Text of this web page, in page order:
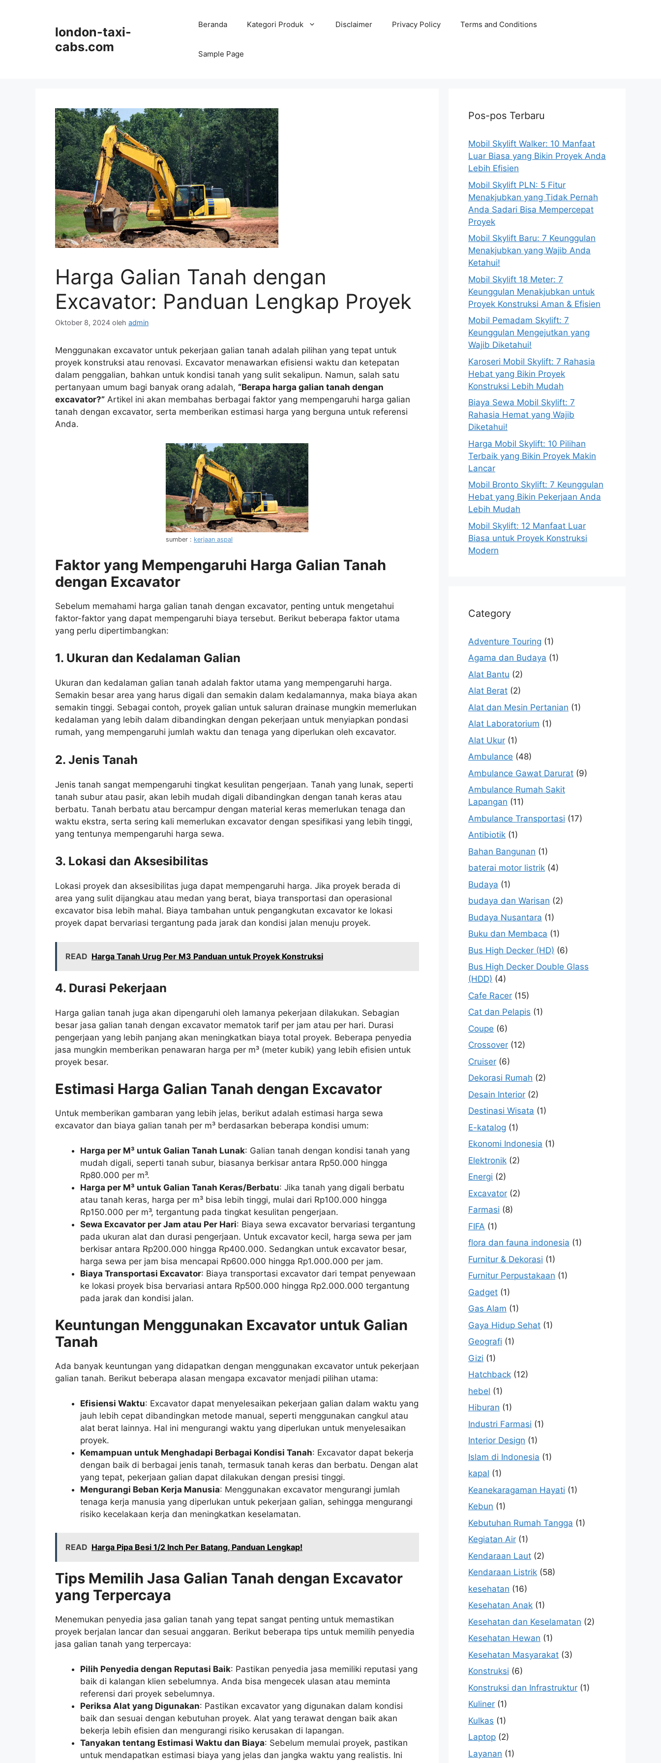
london-taxi-
cabs.com
Beranda Kategori Produk Disclaimer Privacy Policy Terms and Conditions
Sample Page
Harga Galian Tanah dengan
Excavator: Panduan Lengkap Proyek
Oktober 8, 2024 oleh admin
Menggunakan excavator untuk pekerjaan galian tanah adalah pilihan yang tepat untuk
proyek konstruksi atau renovasi. Excavator menawarkan efisiensi waktu dan ketepatan
dalam penggalian, bahkan untuk kondisi tanah yang sulit sekalipun. Namun, salah satu
pertanyaan umum bagi banyak orang adalah, “Berapa harga galian tanah dengan
excavator?” Artikel ini akan membahas berbagai faktor yang mempengaruhi harga galian
tanah dengan excavator, serta memberikan estimasi harga yang berguna untuk referensi
Anda.
sumber : kerjaan aspal
Faktor yang Mempengaruhi Harga Galian Tanah
dengan Excavator
Sebelum memahami harga galian tanah dengan excavator, penting untuk mengetahui
faktor-faktor yang dapat mempengaruhi biaya tersebut. Berikut beberapa faktor utama
yang perlu dipertimbangkan:
1. Ukuran dan Kedalaman Galian
Ukuran dan kedalaman galian tanah adalah faktor utama yang mempengaruhi harga.
Semakin besar area yang harus digali dan semakin dalam kedalamannya, maka biaya akan
semakin tinggi. Sebagai contoh, proyek galian untuk saluran drainase mungkin memerlukan
kedalaman yang lebih dalam dibandingkan dengan pekerjaan untuk menyiapkan pondasi
rumah, yang mempengaruhi jumlah waktu dan tenaga yang diperlukan oleh excavator.
2. Jenis Tanah
Jenis tanah sangat mempengaruhi tingkat kesulitan pengerjaan. Tanah yang lunak, seperti
tanah subur atau pasir, akan lebih mudah digali dibandingkan dengan tanah keras atau
berbatu. Tanah berbatu atau bercampur dengan material keras memerlukan tenaga dan
waktu ekstra, serta sering kali memerlukan excavator dengan spesifikasi yang lebih tinggi,
yang tentunya mempengaruhi harga sewa.
3. Lokasi dan Aksesibilitas
Lokasi proyek dan aksesibilitas juga dapat mempengaruhi harga. Jika proyek berada di
area yang sulit dijangkau atau medan yang berat, biaya transportasi dan operasional
excavator bisa lebih mahal. Biaya tambahan untuk pengangkutan excavator ke lokasi
proyek dapat bervariasi tergantung pada jarak dan kondisi jalan menuju proyek.
READ Harga Tanah Urug Per M3 Panduan untuk Proyek Konstruksi
4. Durasi Pekerjaan
Harga galian tanah juga akan dipengaruhi oleh lamanya pekerjaan dilakukan. Sebagian
besar jasa galian tanah dengan excavator mematok tarif per jam atau per hari. Durasi
pengerjaan yang lebih panjang akan meningkatkan biaya total proyek. Beberapa penyedia
jasa mungkin memberikan penawaran harga per m³ (meter kubik) yang lebih efisien untuk
proyek besar.
Estimasi Harga Galian Tanah dengan Excavator
Untuk memberikan gambaran yang lebih jelas, berikut adalah estimasi harga sewa
excavator dan biaya galian tanah per m³ berdasarkan beberapa kondisi umum:
Harga per M³ untuk Galian Tanah Lunak: Galian tanah dengan kondisi tanah yang
mudah digali, seperti tanah subur, biasanya berkisar antara Rp50.000 hingga
Rp80.000 per m³.
Harga per M³ untuk Galian Tanah Keras/Berbatu: Jika tanah yang digali berbatu
atau tanah keras, harga per m³ bisa lebih tinggi, mulai dari Rp100.000 hingga
Rp150.000 per m³, tergantung pada tingkat kesulitan pengerjaan.
Sewa Excavator per Jam atau Per Hari: Biaya sewa excavator bervariasi tergantung
pada ukuran alat dan durasi pengerjaan. Untuk excavator kecil, harga sewa per jam
berkisar antara Rp200.000 hingga Rp400.000. Sedangkan untuk excavator besar,
harga sewa per jam bisa mencapai Rp600.000 hingga Rp1.000.000 per jam.
Biaya Transportasi Excavator: Biaya transportasi excavator dari tempat penyewaan
ke lokasi proyek bisa bervariasi antara Rp500.000 hingga Rp2.000.000 tergantung
pada jarak dan kondisi jalan.
Keuntungan Menggunakan Excavator untuk Galian
Tanah
Ada banyak keuntungan yang didapatkan dengan menggunakan excavator untuk pekerjaan
galian tanah. Berikut beberapa alasan mengapa excavator menjadi pilihan utama:
Efisiensi Waktu: Excavator dapat menyelesaikan pekerjaan galian dalam waktu yang
jauh lebih cepat dibandingkan metode manual, seperti menggunakan cangkul atau
alat berat lainnya. Hal ini mengurangi waktu yang diperlukan untuk menyelesaikan
proyek.
Kemampuan untuk Menghadapi Berbagai Kondisi Tanah: Excavator dapat bekerja
dengan baik di berbagai jenis tanah, termasuk tanah keras dan berbatu. Dengan alat
yang tepat, pekerjaan galian dapat dilakukan dengan presisi tinggi.
Mengurangi Beban Kerja Manusia: Menggunakan excavator mengurangi jumlah
tenaga kerja manusia yang diperlukan untuk pekerjaan galian, sehingga mengurangi
risiko kecelakaan kerja dan meningkatkan keselamatan.
READ Harga Pipa Besi 1/2 Inch Per Batang, Panduan Lengkap!
Tips Memilih Jasa Galian Tanah dengan Excavator
yang Terpercaya
Menemukan penyedia jasa galian tanah yang tepat sangat penting untuk memastikan
proyek berjalan lancar dan sesuai anggaran. Berikut beberapa tips untuk memilih penyedia
jasa galian tanah yang terpercaya:
Pilih Penyedia dengan Reputasi Baik: Pastikan penyedia jasa memiliki reputasi yang
baik di kalangan klien sebelumnya. Anda bisa mengecek ulasan atau meminta
referensi dari proyek sebelumnya.
Periksa Alat yang Digunakan: Pastikan excavator yang digunakan dalam kondisi
baik dan sesuai dengan kebutuhan proyek. Alat yang terawat dengan baik akan
bekerja lebih efisien dan mengurangi risiko kerusakan di lapangan.
Tanyakan tentang Estimasi Waktu dan Biaya: Sebelum memulai proyek, pastikan
untuk mendapatkan estimasi biaya yang jelas dan jangka waktu yang realistis. Ini
Pos-pos Terbaru
Mobil Skylift Walker: 10 Manfaat
Luar Biasa yang Bikin Proyek Anda
Lebih Efisien
Mobil Skylift PLN: 5 Fitur
Menakjubkan yang Tidak Pernah
Anda Sadari Bisa Mempercepat
Proyek
Mobil Skylift Baru: 7 Keunggulan
Menakjubkan yang Wajib Anda
Ketahui!
Mobil Skylift 18 Meter: 7
Keunggulan Menakjubkan untuk
Proyek Konstruksi Aman & Efisien
Mobil Pemadam Skylift: 7
Keunggulan Mengejutkan yang
Wajib Diketahui!
Karoseri Mobil Skylift: 7 Rahasia
Hebat yang Bikin Proyek
Konstruksi Lebih Mudah
Biaya Sewa Mobil Skylift: 7
Rahasia Hemat yang Wajib
Diketahui!
Harga Mobil Skylift: 10 Pilihan
Terbaik yang Bikin Proyek Makin
Lancar
Mobil Bronto Skylift: 7 Keunggulan
Hebat yang Bikin Pekerjaan Anda
Lebih Mudah
Mobil Skylift: 12 Manfaat Luar
Biasa untuk Proyek Konstruksi
Modern
Category
Adventure Touring (1)
Agama dan Budaya (1)
Alat Bantu (2)
Alat Berat (2)
Alat dan Mesin Pertanian (1)
Alat Laboratorium (1)
Alat Ukur (1)
Ambulance (48)
Ambulance Gawat Darurat (9)
Ambulance Rumah Sakit
Lapangan (11)
Ambulance Transportasi (17)
Antibiotik (1)
Bahan Bangunan (1)
baterai motor listrik (4)
Budaya (1)
budaya dan Warisan (2)
Budaya Nusantara (1)
Buku dan Membaca (1)
Bus High Decker (HD) (6)
Bus High Decker Double Glass
(HDD) (4)
Cafe Racer (15)
Cat dan Pelapis (1)
Coupe (6)
Crossover (12)
Cruiser (6)
Dekorasi Rumah (2)
Desain Interior (2)
Destinasi Wisata (1)
E-katalog (1)
Ekonomi Indonesia (1)
Elektronik (2)
Energi (2)
Excavator (2)
Farmasi (8)
FIFA (1)
flora dan fauna indonesia (1)
Furnitur & Dekorasi (1)
Furnitur Perpustakaan (1)
Gadget (1)
Gas Alam (1)
Gaya Hidup Sehat (1)
Geografi (1)
Gizi (1)
Hatchback (12)
hebel (1)
Hiburan (1)
Industri Farmasi (1)
Interior Design (1)
Islam di Indonesia (1)
kapal (1)
Keanekaragaman Hayati (1)
Kebun (1)
Kebutuhan Rumah Tangga (1)
Kegiatan Air (1)
Kendaraan Laut (2)
Kendaraan Listrik (58)
kesehatan (16)
Kesehatan Anak (1)
Kesehatan dan Keselamatan (2)
Kesehatan Hewan (1)
Kesehatan Masyarakat (3)
Konstruksi (6)
Konstruksi dan Infrastruktur (1)
Kuliner (1)
Kulkas (1)
Laptop (2)
Layanan (1)